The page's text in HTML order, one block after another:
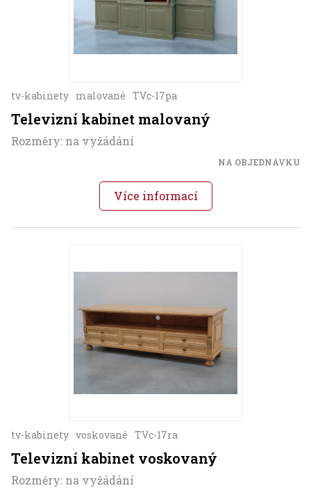
tv-kabinety malované TVc-17pa
Televizní kabinet malovaný
Rozměry: na vyžádání
NA OBJEDNÁVKU
Více informací
tv-kabinety voskované TVc-17ra
Televizní kabinet voskovaný
Rozměry: na vyžádání